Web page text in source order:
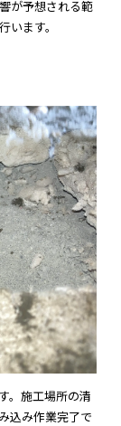
が予想される範
ます。
。施工場所の清
込み作業完了で